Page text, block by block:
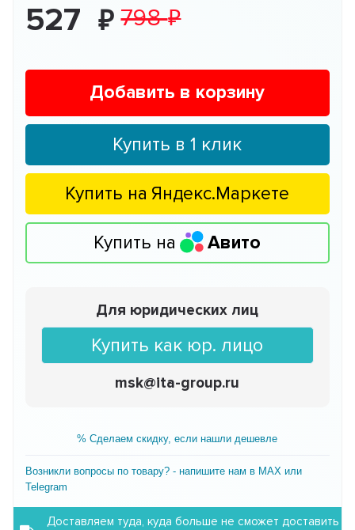
527 798
Добавить в корзину
Купить в 1 клик
Купить на Яндекс.Маркете
Купить на Авито
Для юридических лиц
Купить как юр. лицо
msk@ita-group.ru
% Сделаем скидку, если нашли дешевле
Возникли вопросы по товару? - напишите нам в MAX или
Telegram
Доставляем туда, куда больше не сможет доставить